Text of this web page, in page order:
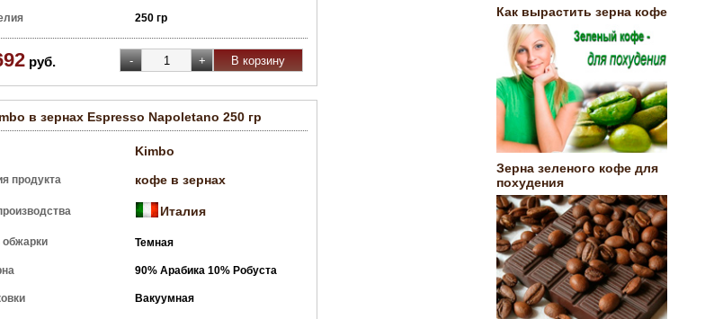
250 гр
руб.
в зернах Espresso Napoletano 250 гр
Kimbo
продукта кофе в зернах
Италия
обжарки Темная
90% Арабика 10% Робуста
Вакуумная
Как вырастить зерна кофе
Зерна зеленого кофе для
похудения